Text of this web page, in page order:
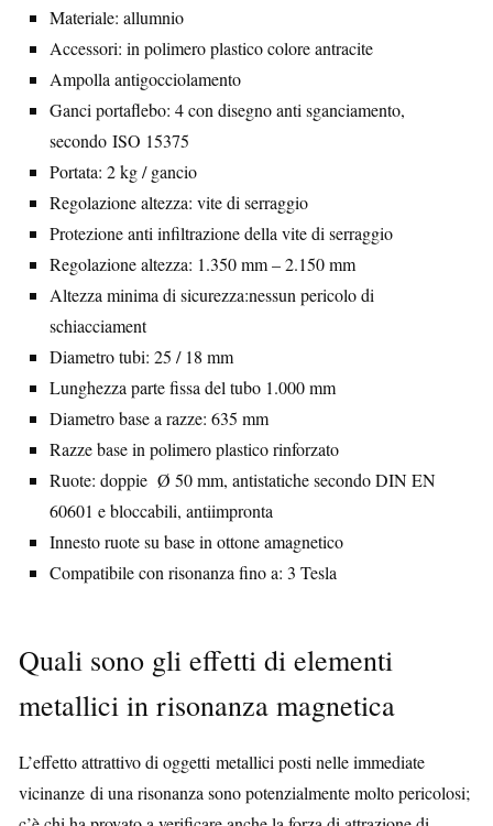
Materiale: allumnio
Accessori: in polimero plastico colore antracite
Ampolla antigocciolamento
Ganci portaflebo: 4 con disegno anti sganciamento,
secondo ISO 15375
Portata: 2 kg / gancio
Regolazione altezza: vite di serraggio
Protezione anti infiltrazione della vite di serraggio
Regolazione altezza: 1.350 mm – 2.150 mm
Altezza minima di sicurezza:nessun pericolo di
schiacciament
Diametro tubi: 25 / 18 mm
Lunghezza parte fissa del tubo 1.000 mm
Diametro base a razze: 635 mm
Razze base in polimero plastico rinforzato
Ruote: doppie Ø 50 mm, antistatiche secondo DIN EN
60601 e bloccabili, antiimpronta
Innesto ruote su base in ottone amagnetico
Compatibile con risonanza fino a: 3 Tesla
Quali sono gli effetti di elementi
metallici in risonanza magnetica
L’effetto attrattivo di oggetti metallici posti nelle immediate
vicinanze di una risonanza sono potenzialmente molto pericolosi;